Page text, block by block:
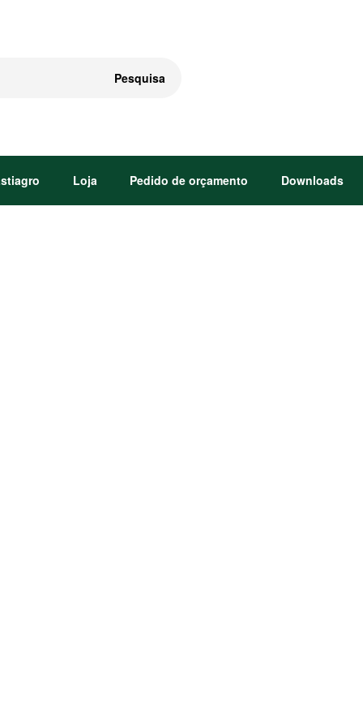
Pesquisa
Loja Pedido de orçamento Downloads